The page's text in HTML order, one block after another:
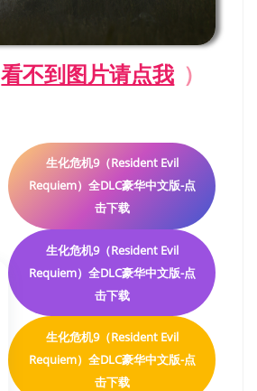
看不到图片请点我 ）
生化危机9（Resident Evil
Requiem）全DLC豪华中文版-点
击下载
生化危机9（Resident Evil
Requiem）全DLC豪华中文版-点
击下载
生化危机9（Resident Evil
Requiem）全DLC豪华中文版-点
击下载